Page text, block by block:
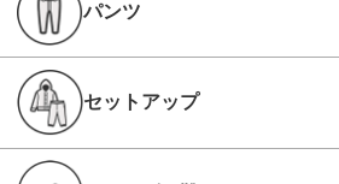
パンツ
セットアップ